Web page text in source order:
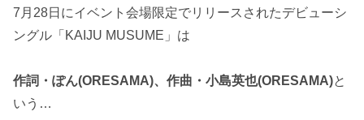
7月28日にイベント会場限定でリリースされたデビューシ
ングル「KAIJU MUSUME」は
作詞・ぽん(ORESAMA)、作曲・小島英也(ORESAMA)と
いう…